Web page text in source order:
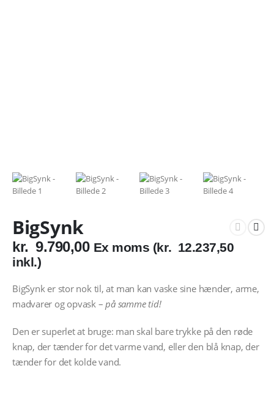
BigSynk
kr. 9.790,00 Ex moms (kr. 12.237,50
inkl.)
BigSynk er stor nok til, at man kan vaske sine hænder, arme,
madvarer og opvask –på samme tid!
Den er superlet at bruge: man skal bare trykke på den røde
knap, der tænder for det varme vand, eller den blå knap, der
tænder for det kolde vand.